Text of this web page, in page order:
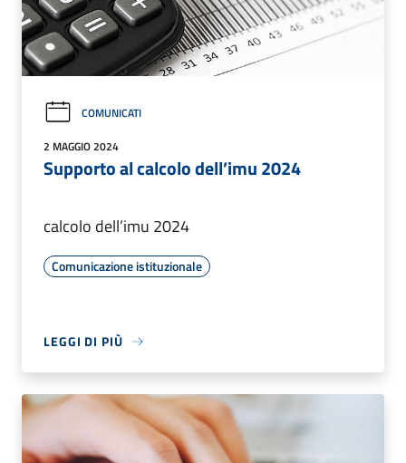
COMUNICATI
2 MAGGIO 2024
Supporto al calcolo dell’imu 2024
calcolo dell’imu 2024
Comunicazione istituzionale
LEGGI DI PIÙ